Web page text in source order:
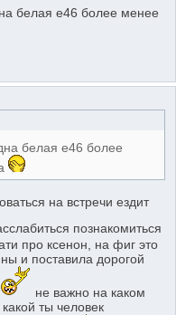
белая е46 более менее
белая е46 более
на встречи ездит
познакомиться
про ксенон, на фиг это
и поставила дорогой
не важно на каком
ты человек